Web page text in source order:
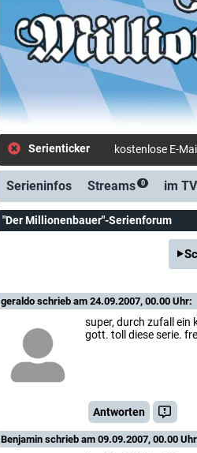
Serienticker kostenlose E-
Serieninfos Streams 0 im TV
"Der Millionenbauer"-Serienforum
geraldo schrieb am 24.09.2007, 00.00 Uhr:
super, durch zufall ein
gott. toll diese serie.
Antworten
Benjamin schrieb am 09.09.2007, 00.00